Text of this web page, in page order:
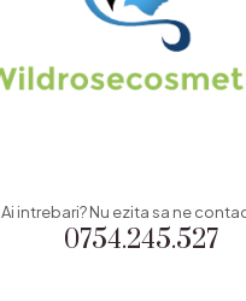
0754.245.527
Ai intrebari? Nu ezita sa ne